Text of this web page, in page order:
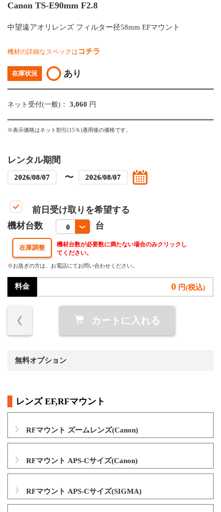
Canon TS-E90mm F2.8
中望遠アオリレンズ フィルター径58mm EFマウント
機材の詳細なスペックは コチラ
在庫状況 あり
ネット受付(一般)： 3,060 円
※表示価格はネット割引(15％)適用後の価格です。
レンタル期間
〜
前日受け取りを希望する
機材台数
台
機材台数が必要数に満たない場合のみクリックし
てください。
※お急ぎの方は、お電話にてお問い合わせください。
料金 0 円(税込)
カートに入れる
無料オプション
レンズ EF,RFマウント
RFマウント ズームレンズ(Canon)
RFマウント APS-Cサイズ(Canon)
RFマウント APS-Cサイズ(SIGMA)